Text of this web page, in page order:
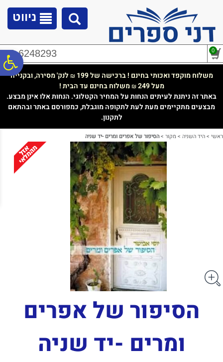
נגישות
ניווט
02-6248293 0
משלוח מוקפד ואכותי בחינם ! ברכישה של 199 ₪ לנק' מסירה, ובקנייה
מעל 249
₪משלוח בחינם עד הבית !
באתר זה ניתנת לעיתים הנחות על המחיר הקטלוגי. הנחות אלו אינן מבצע.
מבצעים מתקיימים מעת לעת לתקופה מוגבלת, כמפורסם באתר ובהתאם
לתקנון.
ראשי >היד השניה >מקור >הסיפור של אפרים ומרים -יד שניה
הסיפור של אפרים
ומרים -יד שניה